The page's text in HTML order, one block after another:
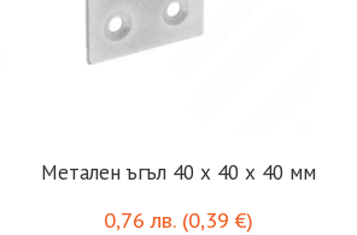
Метален ъгъл 40 х 40 x 40 мм
0,76лв. (0,39€)